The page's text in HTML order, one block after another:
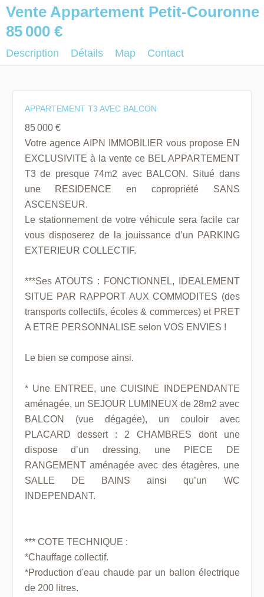
Vente Appartement Petit-Couronne
85 000 €
Description Détails Map Contact
APPARTEMENT T3 AVEC BALCON
85 000 €
Votre agence AIPN IMMOBILIER vous propose EN
EXCLUSIVITE à la vente ce BEL APPARTEMENT
T3 de presque 74m2 avec BALCON. Situé dans
une RESIDENCE en copropriété SANS
ASCENSEUR.
Le stationnement de votre véhicule sera facile car
vous disposerez de la jouissance d’un PARKING
EXTERIEUR COLLECTIF.
***Ses ATOUTS : FONCTIONNEL, IDEALEMENT
SITUE PAR RAPPORT AUX COMMODITES (des
transports collectifs, écoles & commerces) et PRET
A ETRE PERSONNALISE selon VOS ENVIES !
Le bien se compose ainsi.
* Une ENTREE, une CUISINE INDEPENDANTE
aménagée, un SEJOUR LUMINEUX de 28m2 avec
BALCON (vue dégagée), un couloir avec
PLACARD dessert : 2 CHAMBRES dont une
dispose d’un dressing, une PIECE DE
RANGEMENT aménagée avec des étagères, une
SALLE DE BAINS ainsi qu’un WC
INDEPENDANT.
*** COTE TECHNIQUE :
*Chauffage collectif.
*Production d'eau chaude par un ballon électrique
de 200 litres.